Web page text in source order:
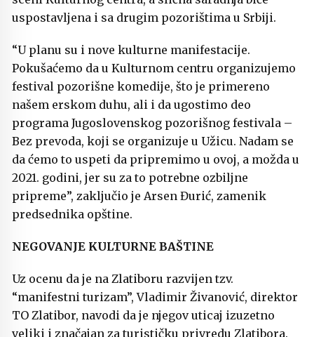
uspostavljena i sa drugim pozorištima u Srbiji.
“U planu su i nove kulturne manifestacije.
Pokušaćemo da u Kulturnom centru organizujemo
festival pozorišne komedije, što je primereno
našem erskom duhu, ali i da ugostimo deo
programa Jugoslovenskog pozorišnog festivala –
Bez prevoda, koji se organizuje u Užicu. Nadam se
da ćemo to uspeti da pripremimo u ovoj, a možda u
2021. godini, jer su za to potrebne ozbiljne
pripreme”, zaključio je Arsen Đurić, zamenik
predsednika opštine.
NEGOVANJE KULTURNE BAŠTINE
Uz ocenu da je na Zlatiboru razvijen tzv.
“manifestni turizam”, Vladimir Živanović, direktor
TO Zlatibor, navodi da je njegov uticaj izuzetno
veliki i značajan za turističku privredu Zlatibora.